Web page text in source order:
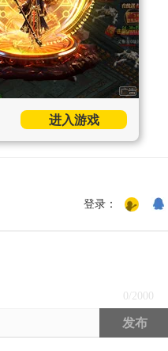
进入游戏
登录：
0 /2000
发布